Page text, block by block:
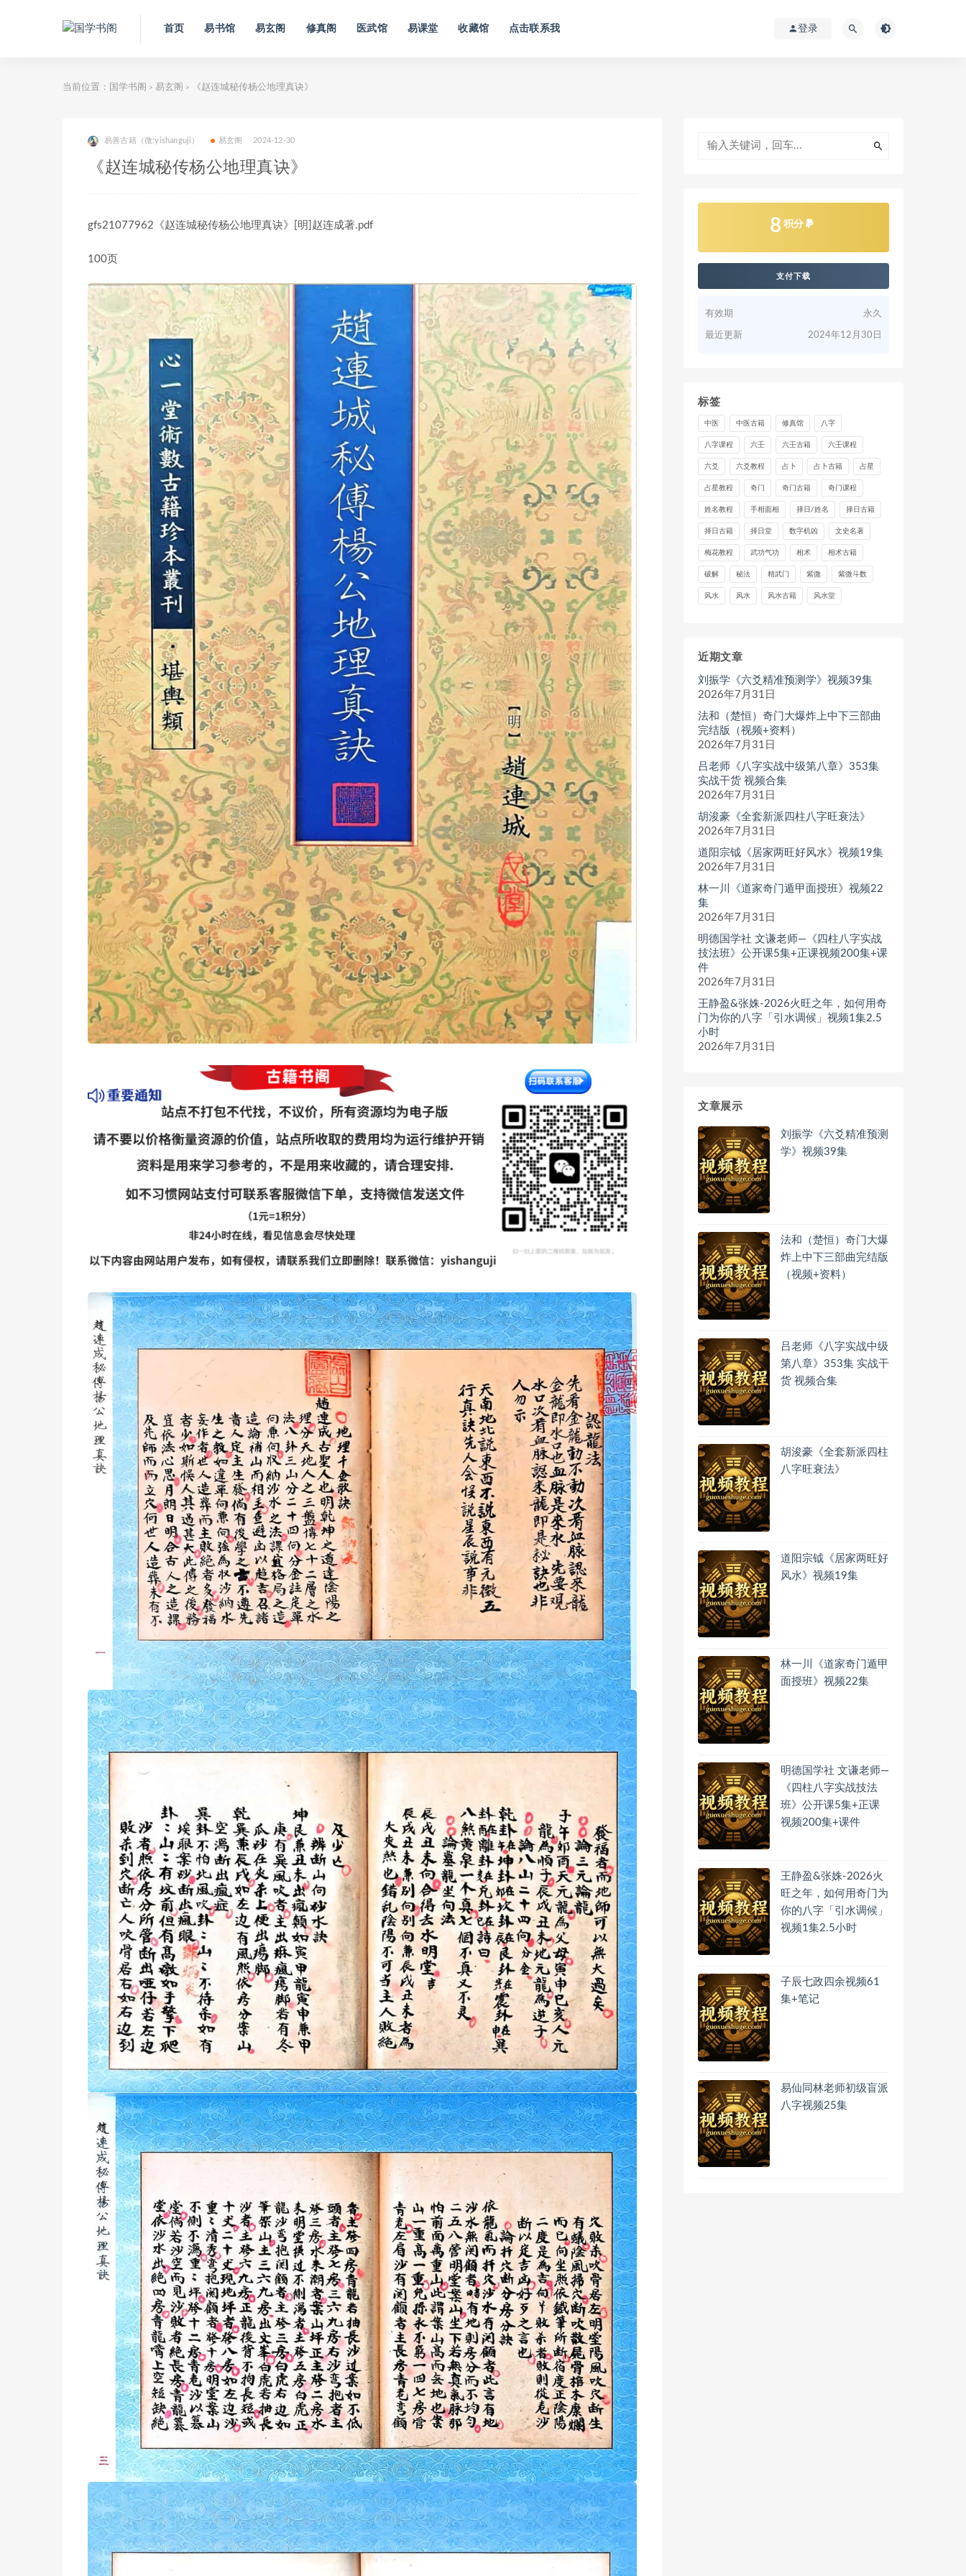
首页 易书馆 易玄阁 修真阁 医武馆 易课堂 收藏馆 点击联系我 登录
当前位置： 国学书阁 > 易玄阁 > 《赵连城秘传杨公地理真诀》
易善古籍（微:yishanguji） 易玄阁 2024-12-30
《赵连城秘传杨公地理真诀》
gfs21077962《赵连城秘传杨公地理真诀》[明]赵连成著.pdf
100页
8 积分
支付下载
有效期 永久
最近更新 2024年12月30日
标签
中医 中医古籍 修真馆 八字
八字课程 六壬 六壬古籍 六壬课程
六爻 六爻教程 占卜 占卜古籍 占星
占星教程 奇门 奇门古籍 奇门课程
姓名教程 手相面相 择日/姓名 择日古籍
择日古籍 择日堂 数字机凶 文史名著
梅花教程 武功气功 相术 相术古籍
破解 秘法 精武门 紫微 紫微斗数
风水 风水 风水古籍 风水堂
近期文章
刘振学《六爻精准预测学》视频39集
2026年7月31日
法和（楚恒）奇门大爆炸上中下三部曲
完结版（视频+资料）
2026年7月31日
吕老师《八字实战中级第八章》353集
实战干货 视频合集
2026年7月31日
胡浚豪《全套新派四柱八字旺衰法》
2026年7月31日
道阳宗钺《居家两旺好风水》视频19集
2026年7月31日
林一川《道家奇门遁甲面授班》视频22
集
2026年7月31日
明德国学社 文谦老师—《四柱八字实战
技法班》公开课5集+正课视频200集+课
件
2026年7月31日
王静盈&张姝-2026火旺之年，如何用奇
门为你的八字「引水调候」视频1集2.5
小时
2026年7月31日
文章展示
刘振学《六爻精准预测
学》视频39集
法和（楚恒）奇门大爆
炸上中下三部曲完结版
（视频+资料）
吕老师《八字实战中级
第八章》353集 实战干
货 视频合集
胡浚豪《全套新派四柱
八字旺衰法》
道阳宗钺《居家两旺好
风水》视频19集
林一川《道家奇门遁甲
面授班》视频22集
明德国学社 文谦老师—
《四柱八字实战技法
班》公开课5集+正课
视频200集+课件
王静盈&张姝-2026火
旺之年，如何用奇门为
你的八字「引水调候」
视频1集2.5小时
子辰七政四余视频61
集+笔记
易仙同林老师初级盲派
八字视频25集